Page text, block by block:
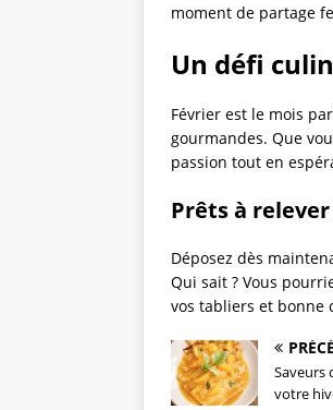
moment de partage
Un défi
Février est le mois
gourmandes. Que
passion tout en
Prêts à
Déposez dès
Qui sait ? Vous
vos tabliers et bonne
Saveurs
votre